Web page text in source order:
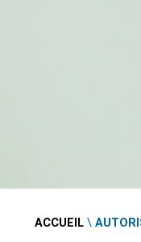
ACCUEIL\